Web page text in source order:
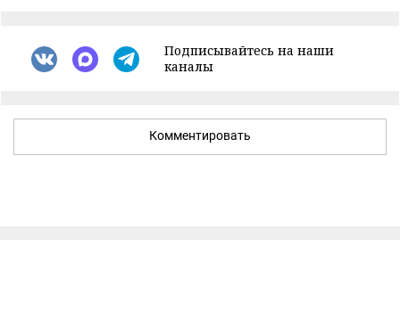
Подписывайтесь на наши
каналы
Комментировать